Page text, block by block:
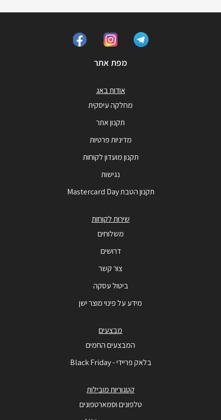
מפת אתר
אודות באג
מחלקה עיסקית
תקנון אתר
מדיניות פרטיות
תקנון מועדון לקוחות
נגישות
תקנון הטבת Mastercard Day
שירות לקוחות
משלוחים
דרושים
צור קשר
ביטול עסקה
מידע על פינוי מוצר ישן
מבצעים
המבצעים החמים
בלאק פריידי - Black Friday
קטגוריות מובילות
טלפונים וסמארטפונים